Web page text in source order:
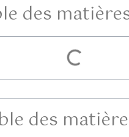
des
des